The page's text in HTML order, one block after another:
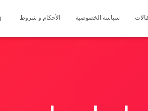
سياسة الخصوصية الأحكام و شروط